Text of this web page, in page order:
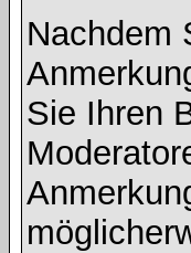
Nachdem
Sie Ihren